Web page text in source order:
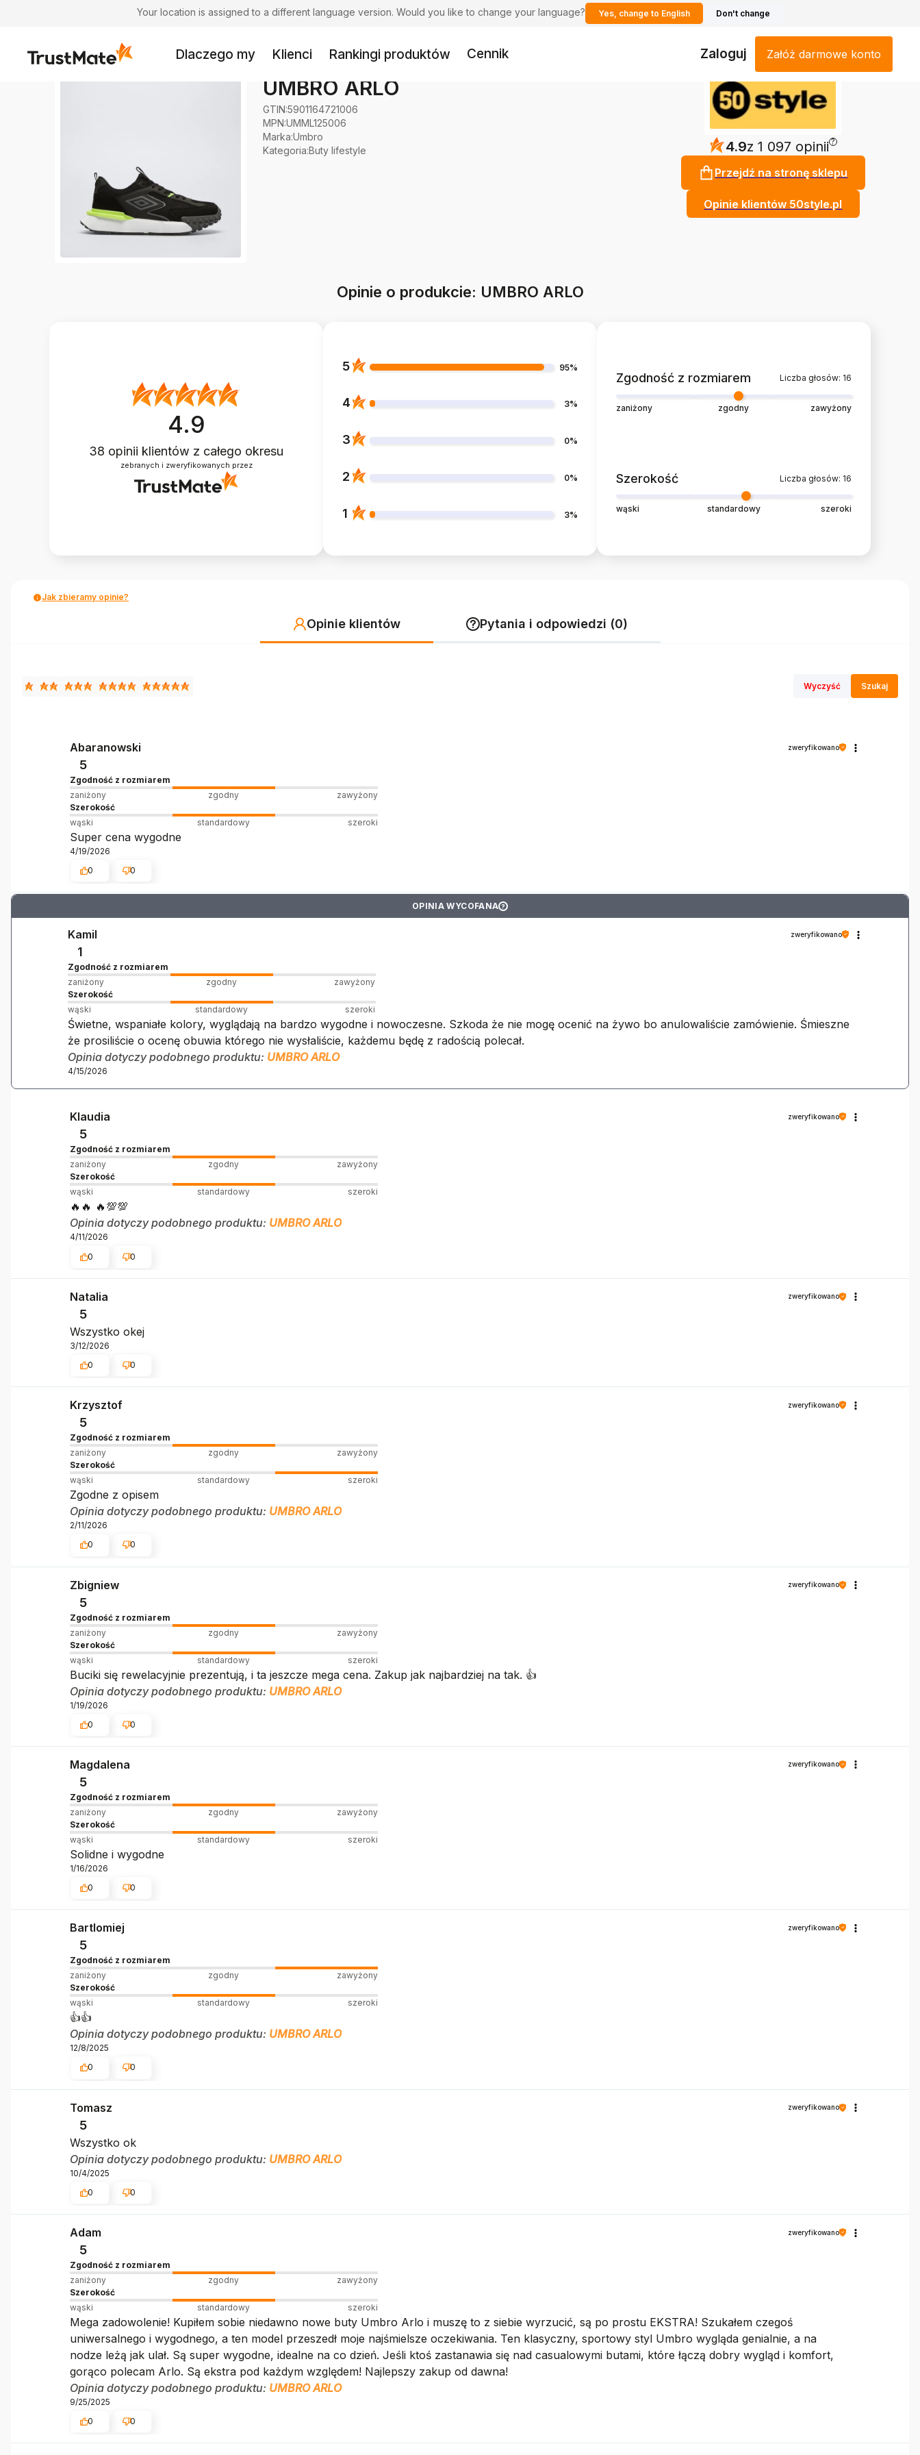
Your location is assigned to a different language version. Would you like to change your language? Yes, change to English Don't change
Dlaczego my Klienci Rankingi produktów Cennik Zaloguj Załóż darmowe konto
UMBRO ARLO
GTIN:5901164721006
MPN:UMML125006
Marka:Umbro
Kategoria:Buty lifestyle 4.9z 1 097 opinii ?
Przejdź na stronę sklepu
Opinie klientów 50style.pl
Opinie o produkcie: UMBRO ARLO
4.9
38 opinii klientów z całego okresu
zebranych i zweryfikowanych przez
5 95%
4 3%
3 0%
2 0%
1 3%
Zgodność z rozmiarem Liczba głosów: 16
zaniżony zgodny zawyżony
Szerokość Liczba głosów: 16
wąski standardowy szeroki
Jak zbieramy opinie?
Opinie klientów Pytania i odpowiedzi (0)
Wyczyść Szukaj
Abaranowski zweryfikowano
5
Zgodność z rozmiarem
zaniżony
zgodny
zawyżony
Szerokość
wąski
standardowy szeroki
Super cena wygodne
4/19/2026
0
0
OPINIA WYCOFANA ?
Kamil zweryfikowano
1
Zgodność z rozmiarem
zaniżony
zgodny
zawyżony
Szerokość
wąski
standardowy szeroki
Świetne, wspaniałe kolory, wyglądają na bardzo wygodne i nowoczesne. Szkoda że nie mogę ocenić na żywo bo anulowaliście zamówienie. Śmieszne
że prosiliście o ocenę obuwia którego nie wysłaliście, każdemu będę z radością polecał.
Opinia dotyczy podobnego produktu: UMBRO ARLO
4/15/2026
Klaudia zweryfikowano
5
Zgodność z rozmiarem
zaniżony
zgodny
zawyżony
Szerokość
wąski
standardowy szeroki
🔥🔥 🔥💯💯
Opinia dotyczy podobnego produktu: UMBRO ARLO
4/11/2026
0
0
Natalia zweryfikowano
5
Wszystko okej
3/12/2026
0
0
Krzysztof zweryfikowano
5
Zgodność z rozmiarem
zaniżony
zgodny
zawyżony
Szerokość
wąski
standardowy szeroki
Zgodne z opisem
Opinia dotyczy podobnego produktu: UMBRO ARLO
2/11/2026
0
0
Zbigniew zweryfikowano
5
Zgodność z rozmiarem
zaniżony
zgodny
zawyżony
Szerokość
wąski
standardowy szeroki
Buciki się rewelacyjnie prezentują, i ta jeszcze mega cena. Zakup jak najbardziej na tak. 👍️
Opinia dotyczy podobnego produktu: UMBRO ARLO
1/19/2026
0
0
Magdalena zweryfikowano
5
Zgodność z rozmiarem
zaniżony
zgodny
zawyżony
Szerokość
wąski
standardowy szeroki
Solidne i wygodne
1/16/2026
0
0
Bartlomiej zweryfikowano
5
Zgodność z rozmiarem
zaniżony
zgodny
zawyżony
Szerokość
wąski
standardowy szeroki
👍️👍️
Opinia dotyczy podobnego produktu: UMBRO ARLO
12/8/2025
0
0
Tomasz zweryfikowano
5
Wszystko ok
Opinia dotyczy podobnego produktu: UMBRO ARLO
10/4/2025
0
0
Adam zweryfikowano
5
Zgodność z rozmiarem
zaniżony
zgodny
zawyżony
Szerokość
wąski
standardowy szeroki
Mega zadowolenie! Kupiłem sobie niedawno nowe buty Umbro Arlo i muszę to z siebie wyrzucić, są po prostu EKSTRA! Szukałem czegoś
uniwersalnego i wygodnego, a ten model przeszedł moje najśmielsze oczekiwania. Ten klasyczny, sportowy styl Umbro wygląda genialnie, a na
nodze leżą jak ulał. Są super wygodne, idealne na co dzień. Jeśli ktoś zastanawia się nad casualowymi butami, które łączą dobry wygląd i komfort,
gorąco polecam Arlo. Są ekstra pod każdym względem! Najlepszy zakup od dawna!
Opinia dotyczy podobnego produktu: UMBRO ARLO
9/25/2025
0
0